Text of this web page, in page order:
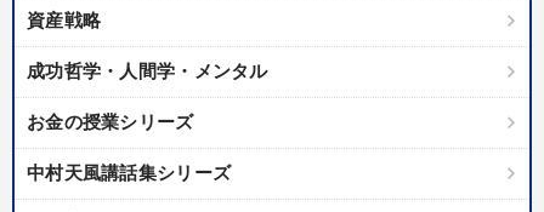
資産戦略
成功哲学・人間学・メンタル
お金の授業シリーズ
中村天風講話集シリーズ